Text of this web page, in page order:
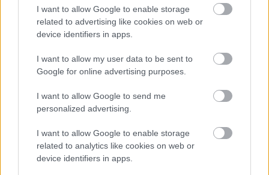
I want to allow Google to enable storage
related to advertising like cookies on web or
device identifiers in apps.
I want to allow my user data to be sent to
Google for online advertising purposes.
I want to allow Google to send me
personalized advertising.
I want to allow Google to enable storage
related to analytics like cookies on web or
device identifiers in apps.
Vispirms iemidzināja
un pēc tam…
jaunas detaļas par
dubultslepkavības
mēģinājumu Mārupē
“Izlīda ārā velniņš” –
žurnālistu Ivo Leitānu
Atcelt Ziņot